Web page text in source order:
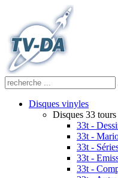
Disques vinyles
Disques 33 tours
33t -
33t -
33t -
33t -
33t -